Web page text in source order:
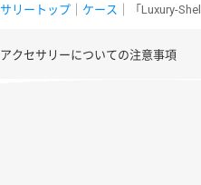
リートップ ケース ｜「Luxury-
クセサリーについての注意事項